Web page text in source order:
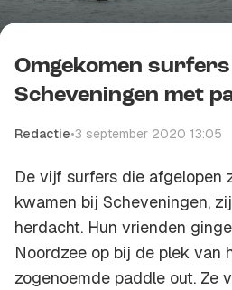
Omgekomen
Scheveningen met
Redactie•3 september 2020 13:05
De vijf surfers die afgelopen
kwamen bij Scheveningen,
herdacht. Hun vrienden
Noordzee op bij de plek van
zogenoemde paddle out. Ze